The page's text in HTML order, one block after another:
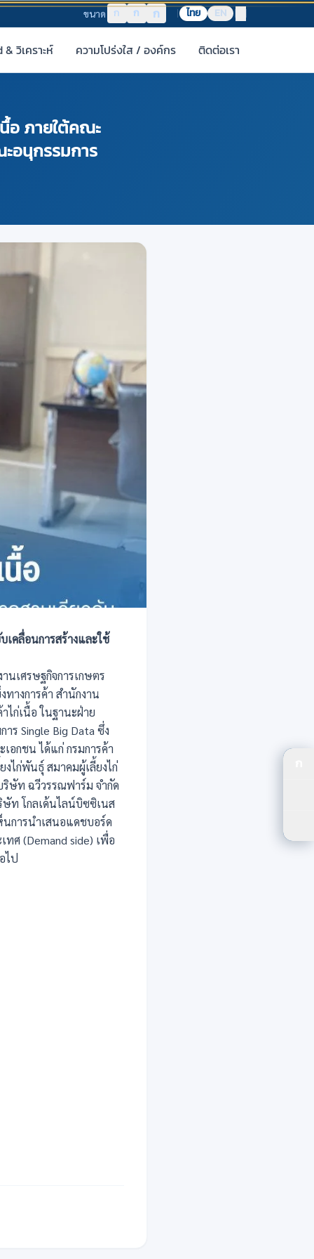
ขนาด ก ก ก ไทย EN
วิเคราะห์ ความโปร่งใส / องค์กร ติดต่อเรา
อ ภายใต้คณะ
อนุกรรมการ
เคลื่อนการสร้างและใช้
นเศรษฐกิจการเกษตร
างการค้า สำนักงาน
ไก่เนื้อ ในฐานะฝ่าย
าร Single Big Dataซึ่ง
อกชน ได้แก่ กรมการค้า
งไก่พันธุ์ สมาคมผู้เลี้ยงไก่
ษัท ฉวีวรรณฟาร์ม จำกัด
ท โกลเด้นไลน์บิซซิเนส
นการนำเสนอแดชบอร์ด
ทศ (Demand side) เพื่อ
ไป